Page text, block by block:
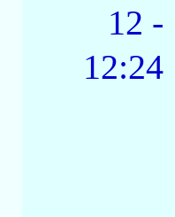
12 -
12:24